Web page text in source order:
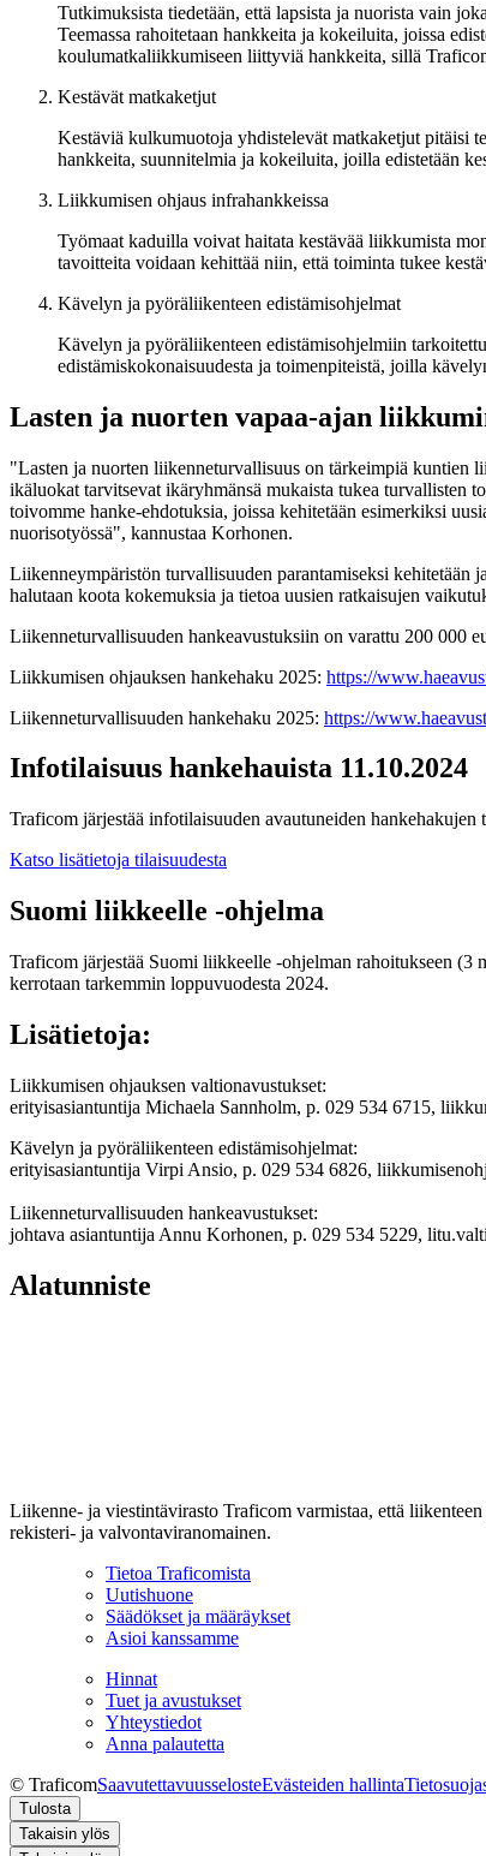
Tutkimuksista tiedetään, että lapsista ja nuorista vain
Teemassa rahoitetaan hankkeita ja kokeiluita, joissa
koulumatkaliikkumiseen liittyviä hankkeita, sillä
Kestävät matkaketjut
Kestäviä kulkumuotoja yhdistelevät matkaketjut pitäisi
hankkeita, suunnitelmia ja kokeiluita, joilla edistetään
Liikkumisen ohjaus infrahankkeissa
Työmaat kaduilla voivat haitata kestävää liikkumista
tavoitteita voidaan kehittää niin, että toiminta tukee
Kävelyn ja pyöräliikenteen edistämisohjelmat
Kävelyn ja pyöräliikenteen edistämisohjelmiin
edistämiskokonaisuudesta ja toimenpiteistä, joilla
Lasten ja nuorten vapaa-ajan
"Lasten ja nuorten liikenneturvallisuus on tärkeimpiä kuntien
ikäluokat tarvitsevat ikäryhmänsä mukaista tukea turvallisten
toivomme hanke-ehdotuksia, joissa kehitetään esimerkiksi
nuorisotyössä", kannustaa Korhonen.
Liikenneympäristön turvallisuuden parantamiseksi
halutaan koota kokemuksia ja tietoa uusien ratkaisujen
Liikenneturvallisuuden hankeavustuksiin on varattu 200 000
Liikkumisen ohjauksen hankehaku 2025: https://
Liikenneturvallisuuden hankehaku 2025: https://
Infotilaisuus hankehauista 11.10.2024
Traficom järjestää infotilaisuuden avautuneiden
Katso lisätietoja tilaisuudesta
Suomi liikkeelle -ohjelma
Traficom järjestää Suomi liikkeelle -ohjelman rahoitukseen
kerrotaan tarkemmin loppuvuodesta 2024.
Lisätietoja:
Liikkumisen ohjauksen valtionavustukset:
erityisasiantuntija Michaela Sannholm, p. 029 534 6715,
Kävelyn ja pyöräliikenteen edistämisohjelmat:
erityisasiantuntija Virpi Ansio, p. 029 534 6826,
Liikenneturvallisuuden hankeavustukset:
johtava asiantuntija Annu Korhonen, p. 029 534 5229,
Alatunniste
Liikenne- ja viestintävirasto Traficom varmistaa, että
rekisteri- ja valvontaviranomainen.
Tietoa Traficomista
Uutishuone
Säädökset ja määräykset
Asioi kanssamme
Hinnat
Tuet ja avustukset
Yhteystiedot
Anna palautetta
© TraficomSaavutettavuusselosteEvästeiden hallinta
Tulosta
Takaisin ylös